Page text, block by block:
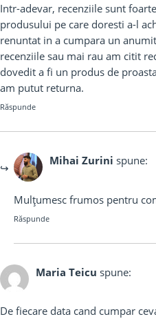
Intr-adevar, recenziile sunt
produsului pe care doresti a-l
renuntat in a cumpara un
recenziile sau mai rau am citit
dovedit a fi un produs de
am putut returna.
Răspunde
Mihai Zurini spune:
Mulțumesc frumos pentru
Răspunde
Maria Teicu spune:
De fiecare data cand cumpar